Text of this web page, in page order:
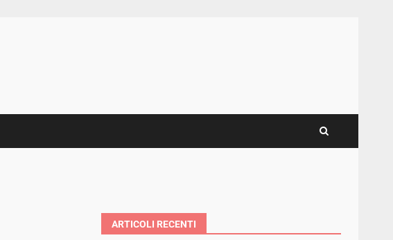
ARTICOLI RECENTI